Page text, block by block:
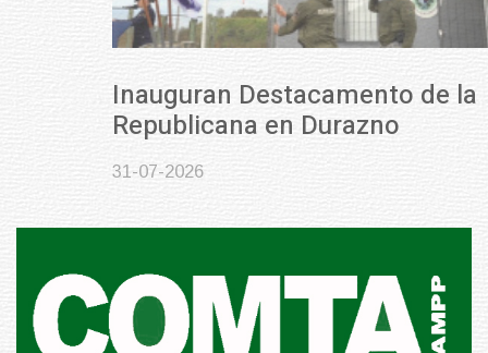
Inauguran Destacamento de la
Republicana en Durazno
31-07-2026